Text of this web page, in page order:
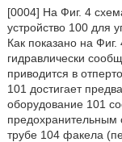
[0004] На Фиг. 4
устройство 100 для
Как показано на
гидравлически
приводится в
101 достигает
оборудование 101
предохранительным
трубе 104 факела